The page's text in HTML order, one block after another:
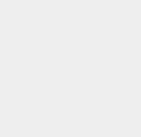
de vídeos para niños en Youtube: